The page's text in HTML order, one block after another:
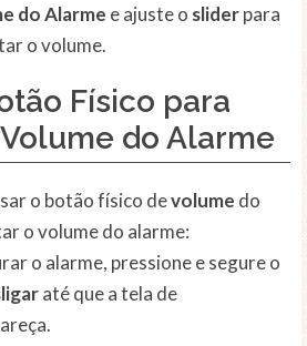
do Alarme e ajuste o sliderpara
o volume.
Físico para
do Alarme
o botão físico devolume do
o volume do alarme:
o alarme, pressione e segure o
até que a tela de